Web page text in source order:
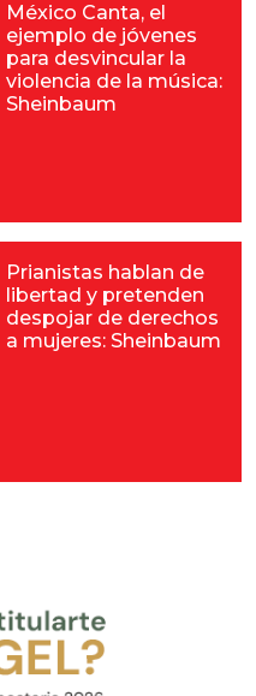
México Canta, el
ejemplo de jóvenes
para desvincular la
violencia de la música:
Sheinbaum
Prianistas hablan de
libertad y pretenden
despojar de derechos
a mujeres: Sheinbaum